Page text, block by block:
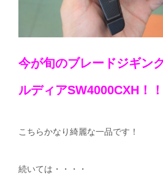
今が旬のブレードジギン
ルディアSW4000CXH！！
こちらかなり綺麗な一品です！
続いては・・・・